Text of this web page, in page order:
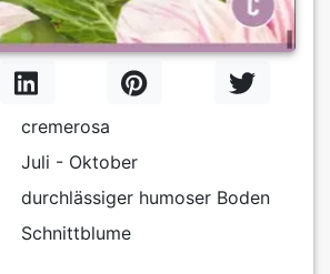
cremerosa
Juli - Oktober
durchlässiger humoser Boden
Schnittblume